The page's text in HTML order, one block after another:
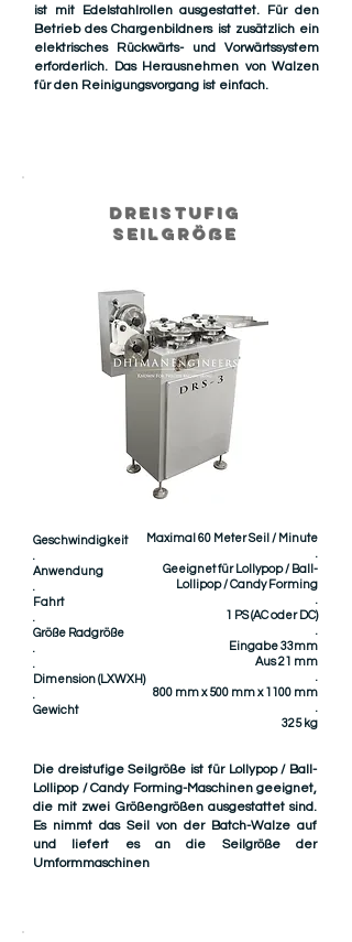
ist mit Edelstahlrollen ausgestattet. Für den
Betrieb des Chargenbildners ist zusätzlich ein
elektrisches Rückwärts- und Vorwärtssystem
erforderlich. Das Herausnehmen von Walzen
für den Reinigungsvorgang ist einfach.
Dreistufig
Seilgröße
Geschwindigkeit
.
Anwendung
.
Fahrt
.
Größe Radgröße
.
.
Dimension (LXWXH)
.
Gewicht
Maximal 60 Meter Seil / Minute
.
Geeignet für Lollypop / Ball-
Lollipop / Candy Forming
.
1 PS (AC oder DC)
.
Eingabe 33mm
Aus 21 mm
.
800 mm x 500 mm x 1100 mm
.
325 kg
Die dreistufige Seilgröße ist für Lollypop / Ball-
Lollipop / Candy Forming-Maschinen geeignet,
die mit zwei Größengrößen ausgestattet sind.
Es nimmt das Seil von der Batch-Walze auf
und liefert es an die Seilgröße der
Umformmaschinen